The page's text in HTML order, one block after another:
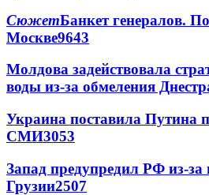
СюжетБанкет генералов.
Москве9643
Молдова задействовала
воды из-за обмеления
Украина поставила Путина
СМИ3053
Запад предупредил РФ из-за
Грузии2507